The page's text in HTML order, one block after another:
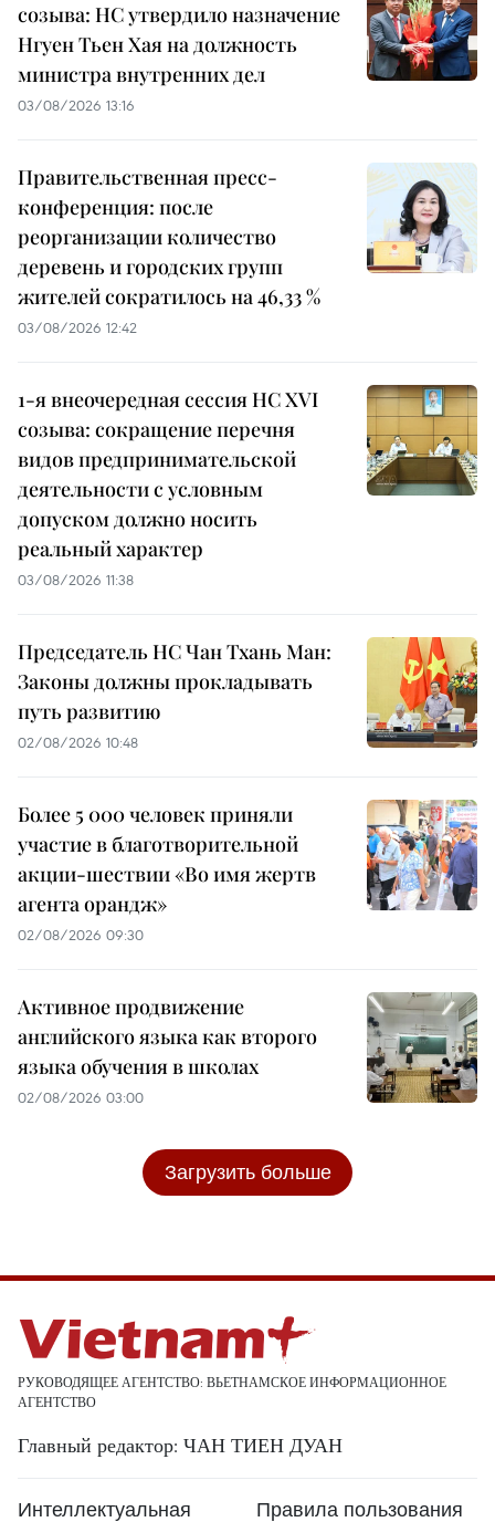
созыва: НС утвердило назначение
Нгуен Тьен Хая на должность
министра внутренних дел
03/08/2026 13:16
Правительственная пресс-
конференция: после
реорганизации количество
деревень и городских групп
жителей сократилось на 46,33 %
03/08/2026 12:42
1-я внеочередная сессия НС XVI
созыва: сокращение перечня
видов предпринимательской
деятельности с условным
допуском должно носить
реальный характер
03/08/2026 11:38
Председатель НС Чан Тхань Ман:
Законы должны прокладывать
путь развитию
02/08/2026 10:48
Более 5 000 человек приняли
участие в благотворительной
акции-шествии «Во имя жертв
агента орандж»
02/08/2026 09:30
Активное продвижение
английского языка как второго
языка обучения в школах
02/08/2026 03:00
Загрузить больше
РУКОВОДЯЩЕЕ АГЕНТСТВО: ВЬЕТНАМСКОЕ ИНФОРМАЦИОННОЕ
АГЕНТСТВО
Главный редактор: ЧАН ТИЕН ДУАН
Интеллектуальная Правила пользования